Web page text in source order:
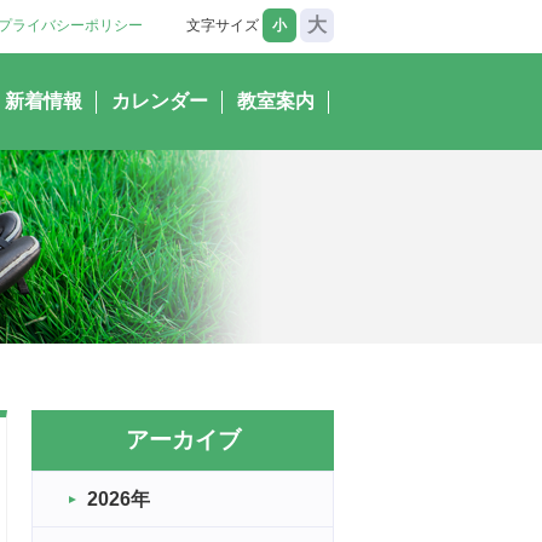
ライバシーポリシー
新着情報 カレンダー 教室案内
文字サイズ 小 大
アーカイブ
2026年